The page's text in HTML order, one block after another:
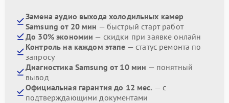
Замена аудио выхода холодильных камер
Samsung от 20 мин — быстрый старт работ
До 30% экономии — скидки при заявке онлайн
Контроль на каждом этапе — статус ремонта по
запросу
Диагностика Samsung от 10 мин — понятный
вывод
Официальная гарантия до 12 мес. — с
подтверждающими документами